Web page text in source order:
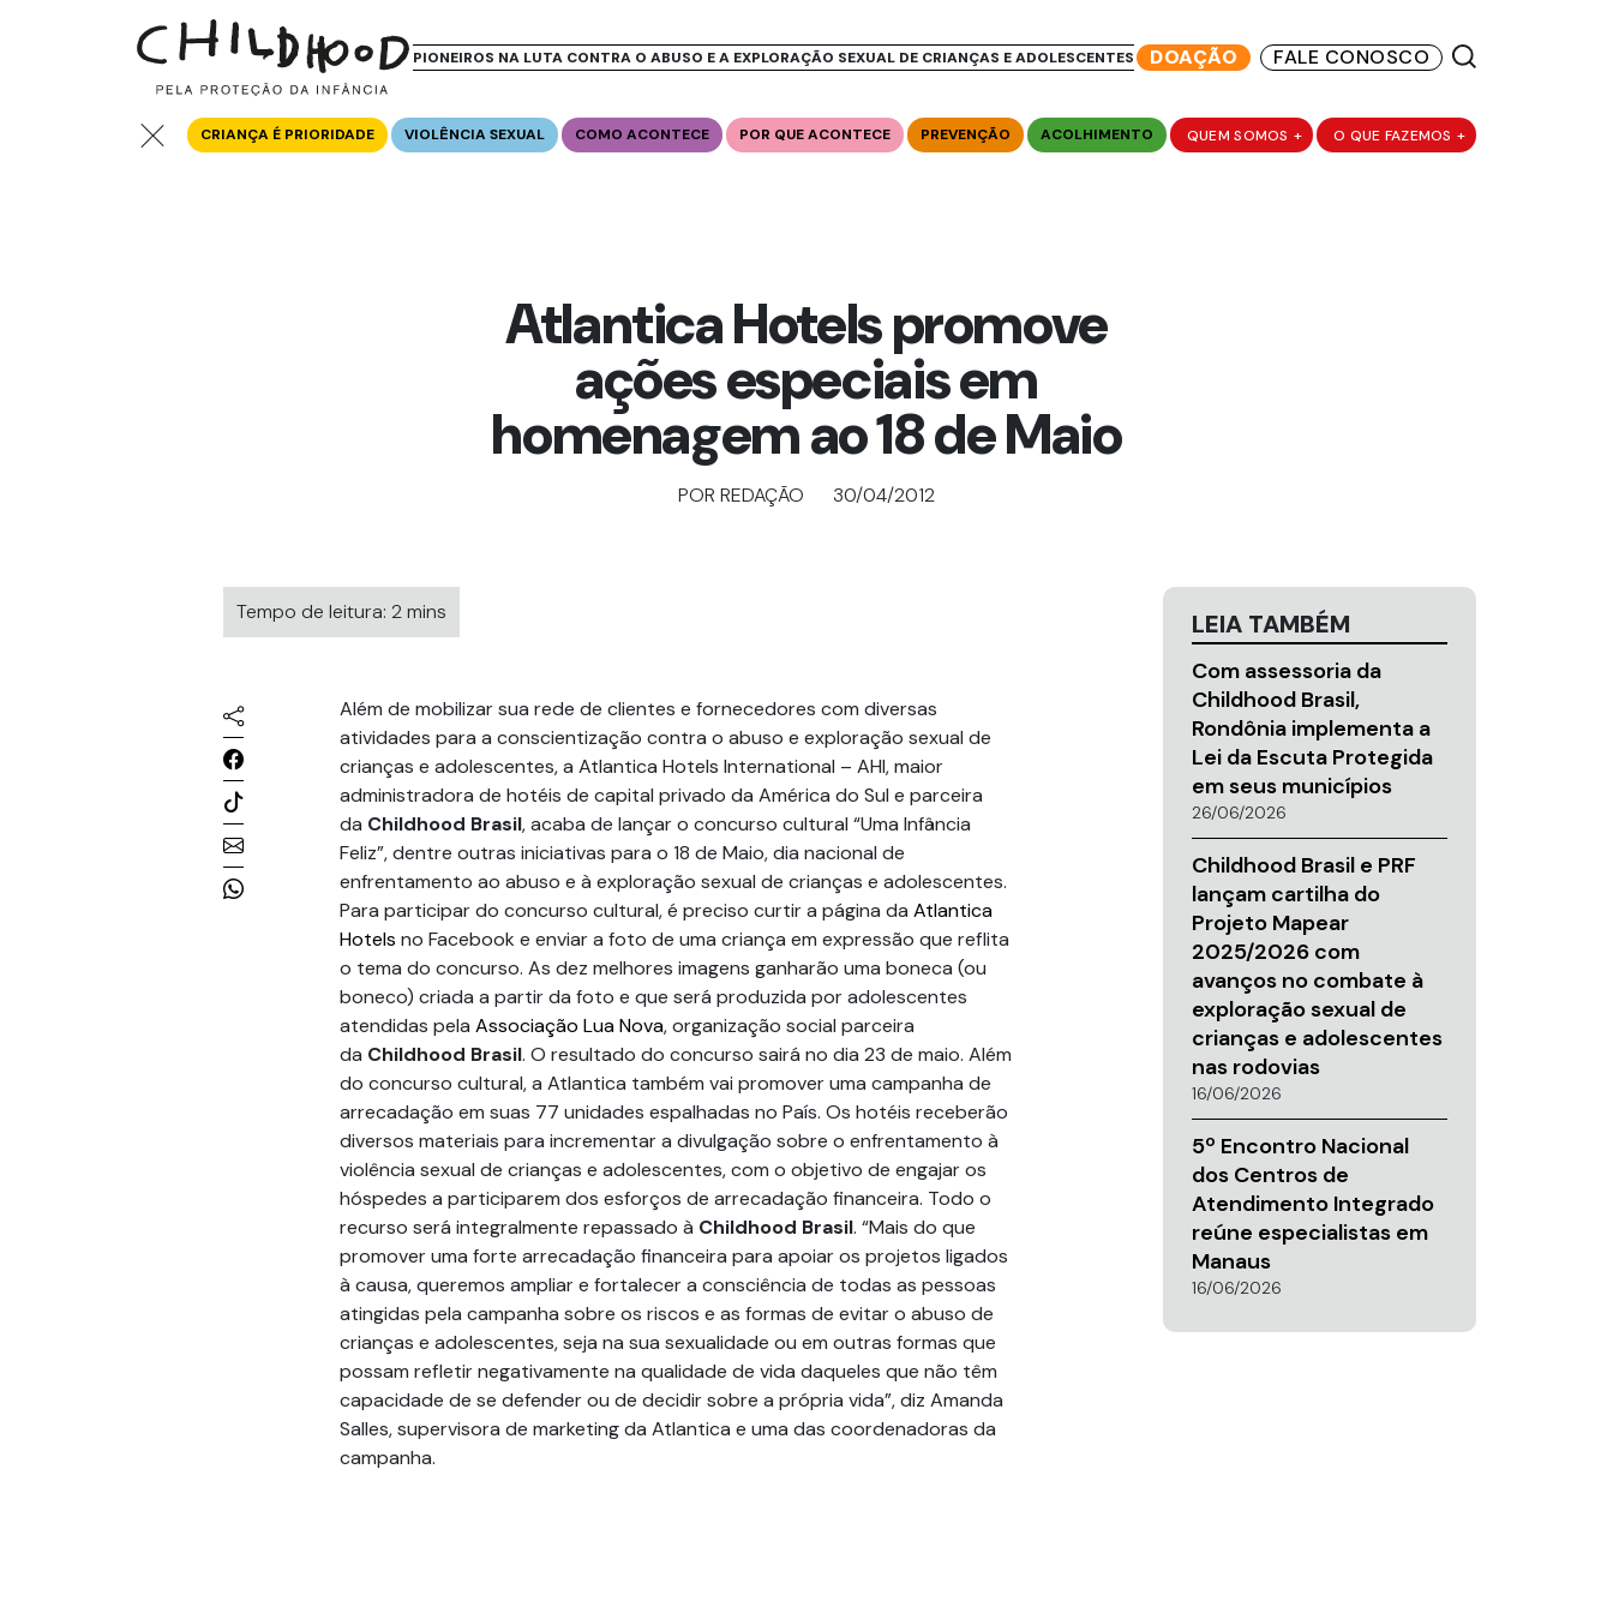
PIONEIROS NA LUTA CONTRA O ABUSO E A EXPLORAÇÃO SEXUAL DE CRIANÇAS E ADOLESCENTES DOAÇÃO FALE CONOSCO
CRIANÇA É PRIORIDADE VIOLÊNCIA SEXUAL COMO ACONTECE POR QUE ACONTECE PREVENÇÃO ACOLHIMENTO QUEM SOMOS + O QUE FAZEMOS +
Atlantica Hotels promove
ações especiais em
homenagem ao 18 de Maio
POR REDAÇÃO 30/04/2012
Tempo de leitura: 2 mins
Além de mobilizar sua rede de clientes e fornecedores com diversas
atividades para a conscientização contra o abuso e exploração sexual de
crianças e adolescentes, a Atlantica Hotels International – AHI, maior
administradora de hotéis de capital privado da América do Sul e parceira
da Childhood Brasil, acaba de lançar o concurso cultural “Uma Infância
Feliz”, dentre outras iniciativas para o 18 de Maio, dia nacional de
enfrentamento ao abuso e à exploração sexual de crianças e adolescentes.
Para participar do concurso cultural, é preciso curtir a página da Atlantica
Hotels no Facebook e enviar a foto de uma criança em expressão que reflita
o tema do concurso. As dez melhores imagens ganharão uma boneca (ou
boneco) criada a partir da foto e que será produzida por adolescentes
atendidas pela Associação Lua Nova, organização social parceira
da Childhood Brasil. O resultado do concurso sairá no dia 23 de maio. Além
do concurso cultural, a Atlantica também vai promover uma campanha de
arrecadação em suas 77 unidades espalhadas no País. Os hotéis receberão
diversos materiais para incrementar a divulgação sobre o enfrentamento à
violência sexual de crianças e adolescentes, com o objetivo de engajar os
hóspedes a participarem dos esforços de arrecadação financeira. Todo o
recurso será integralmente repassado à Childhood Brasil. “Mais do que
promover uma forte arrecadação financeira para apoiar os projetos ligados
à causa, queremos ampliar e fortalecer a consciência de todas as pessoas
atingidas pela campanha sobre os riscos e as formas de evitar o abuso de
crianças e adolescentes, seja na sua sexualidade ou em outras formas que
possam refletir negativamente na qualidade de vida daqueles que não têm
capacidade de se defender ou de decidir sobre a própria vida”, diz Amanda
Salles, supervisora de marketing da Atlantica e uma das coordenadoras da
campanha.
LEIA TAMBÉM
Com assessoria da
Childhood Brasil,
Rondônia implementa a
Lei da Escuta Protegida
em seus municípios
26/06/2026
Childhood Brasil e PRF
lançam cartilha do
Projeto Mapear
2025/2026 com
avanços no combate à
exploração sexual de
crianças e adolescentes
nas rodovias
16/06/2026
5º Encontro Nacional
dos Centros de
Atendimento Integrado
reúne especialistas em
Manaus
16/06/2026